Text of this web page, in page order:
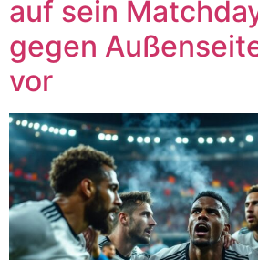
auf sein
gegen
vor